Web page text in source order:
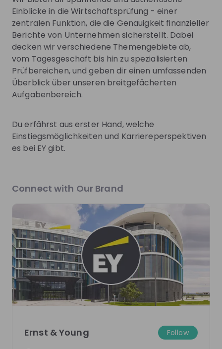
EY Talent Community
Full-time
Other
Germany
Apply until 30/12/2026 Check details
Get in First. Stay Ahead.
Be the first to know about job openings
Get tailored stream recommendations
Sign up now!
Mentors
Jacqueline Klopp
Director Climate Change &
Lynn Fiedler
Assistant Financial
Services atEY
Einblicke in die Wirtschaftsprüfung - einer
zentralen Funktion, die die Genauigkeit finanzieller
Berichte von Unternehmen sicherstellt. Dabei
decken wir verschiedene Themengebiete ab,
vom Tagesgeschäft bis hin zu spezialisierten
Prüfbereichen, und geben dir einen umfassenden
Überblick über unseren breitgefächerten
Aufgabenbereich.
Du erfährst aus erster Hand, welche
Einstiegsmöglichkeiten und Karriereperspektiven
es bei EY gibt.
Connect with Our Brand
Ernst & Young Follow